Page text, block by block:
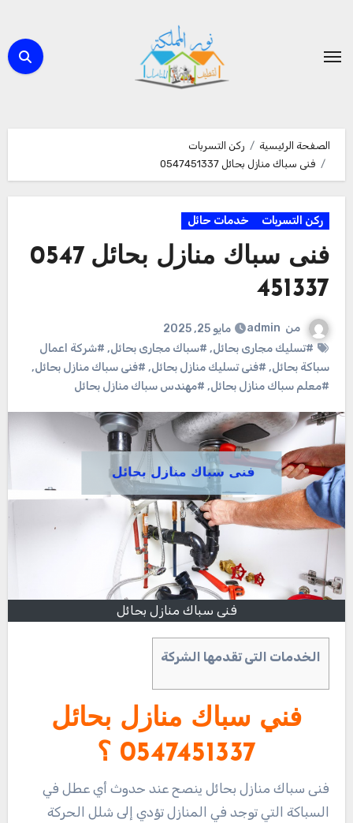
المحتوى
الصفحة الرئيسية
ركن التسربات
فنى سباك منازل بحائل 0547451337
ركن التسربات خدمات حائل
فنى سباك منازل بحائل 0547
451337
من admin
مايو 25, 2025
#تسليك مجارى بحائل, #سباك مجارى بحائل, #شركة اعمال
سباكة بحائل, #فنى تسليك منازل بحائل, #فنى سباك منازل بحائل,
#معلم سباك منازل بحائل, #مهندس سباك منازل بحائل
فنى سباك منازل بحائل
الخدمات التى تقدمها الشركة
فني سباك منازل بحائل
0547451337 ؟
فنى سباك منازل بحائل ينصح عند حدوث أي عطل في
السباكة التي توجد في المنازل تؤدي إلى شلل الحركة